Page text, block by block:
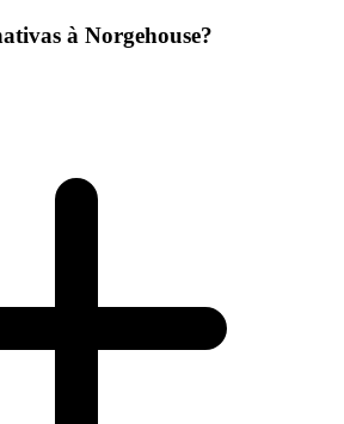
à Norgehouse?